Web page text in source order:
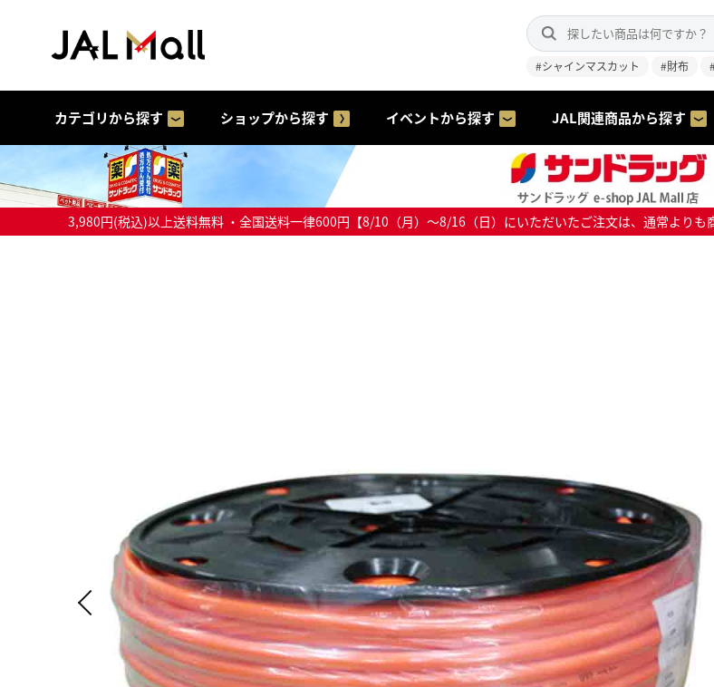
#シャインマスカット #財布
カテゴリから探す ショップから探す イベントから探す JAL関連商品から探す
3,980円(税込)以上送料無料 ・全国送料一律600円【8/10（月）～8/16（日）にいただいたご注文は、通常よりも